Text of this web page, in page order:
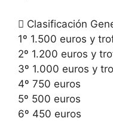
 Clasificación
1º 1.500 euros y
2º 1.200 euros y
3º 1.000 euros y
4º 750 euros
5º 500 euros
6º 450 euros